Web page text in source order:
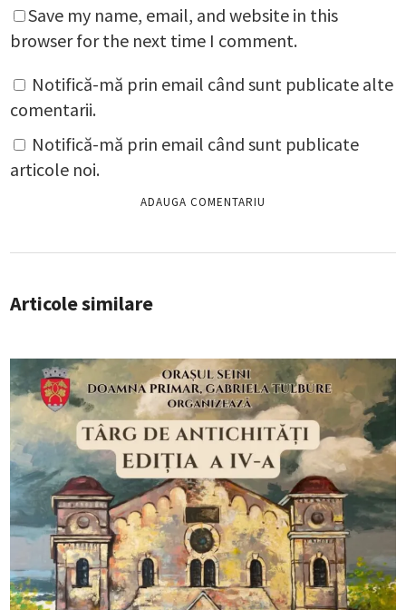
Save my name, email, and website in this
browser for the next time I comment.
Notifică-mă prin email când sunt publicate alte
comentarii.
Notifică-mă prin email când sunt publicate
articole noi.
Articole similare